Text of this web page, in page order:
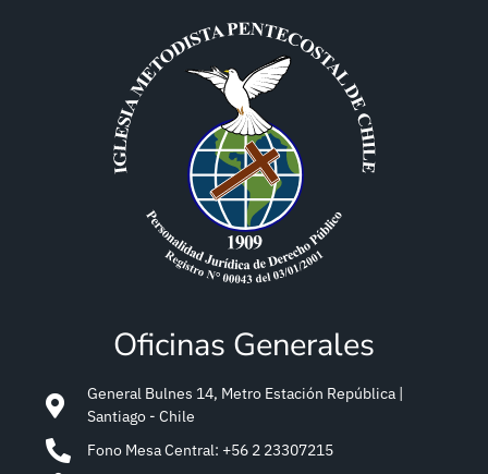
Oficinas Generales
General Bulnes 14, Metro Estación República |
Santiago - Chile
Fono Mesa Central: +56 2 23307215